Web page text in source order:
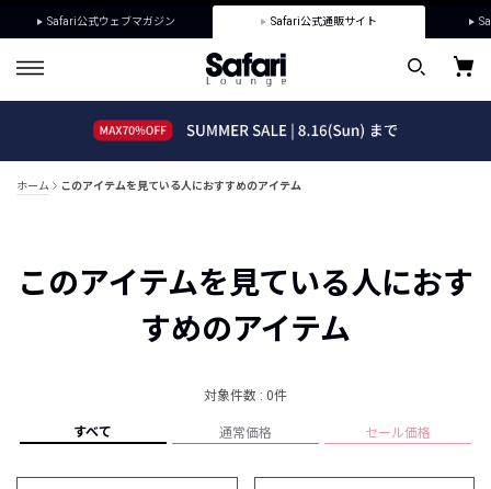
Safari公式ウェブマガジン Safari公式通販サイト
ホーム このアイテムを見ている人におすすめのアイテム
このアイテムを見ている人におす
すめのアイテム
対象件数 : 0件
すべて 通常価格 セール価格